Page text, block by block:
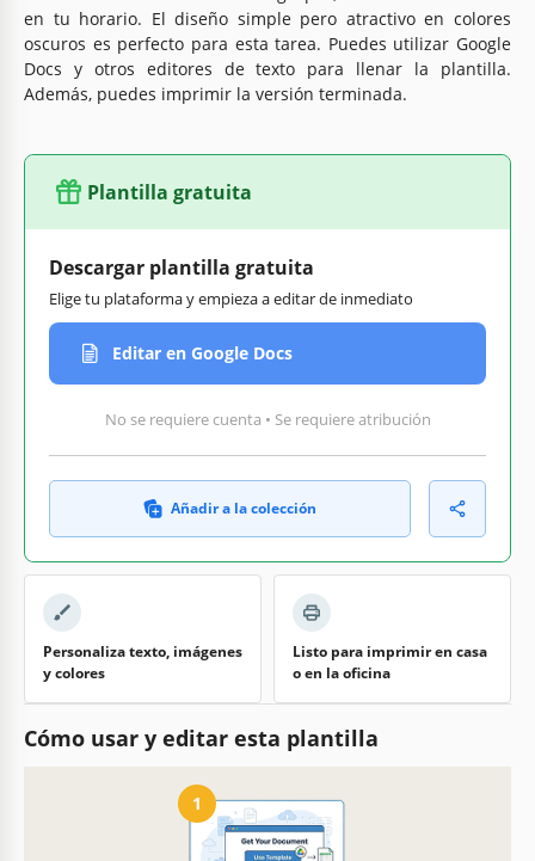
en tu horario. El diseño simple pero atractivo en colores
oscuros es perfecto para esta tarea. Puedes utilizar Google
Docs y otros editores de texto para llenar la plantilla.
Además, puedes imprimir la versión terminada.
Plantilla gratuita
Descargar plantilla gratuita
Elige tu plataforma y empieza a editar de inmediato
Editar en Google Docs
No se requiere cuenta • Se requiere atribución
Añadir a la colección
Personaliza texto, imágenes
y colores
Listo para imprimir en casa
o en la oficina
Cómo usar y editar esta plantilla
1